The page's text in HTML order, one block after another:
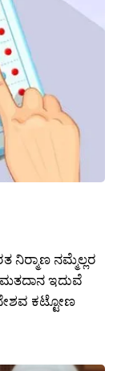
ನಿರ‍್ಮಾಣ ನಮ್ಮೆಲ್ಲರ
ಮತದಾನ ಇದುವೆ
ಕಟ್ಟೋಣ